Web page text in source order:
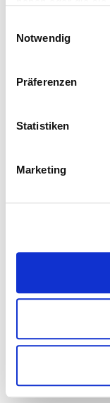
Notwendig
Präferenzen
Statistiken
Marketing